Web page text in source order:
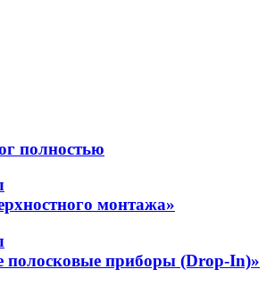
полностью
монтажа»
полосковые приборы (Drop-In)»